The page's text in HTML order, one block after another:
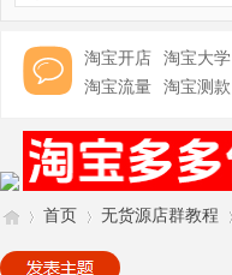
淘宝开店 淘宝大学
淘宝流量
淘宝测款
首页 无货源店群教程